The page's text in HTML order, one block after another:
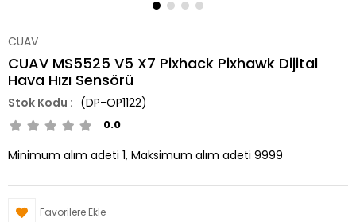
CUAV
CUAV MS5525 V5 X7 Pixhack Pixhawk Dijital
Hava Hızı Sensörü
(DP-OP1122)
0.0
Minimum alım adeti 1, Maksimum alım adeti 9999
Favorilere Ekle